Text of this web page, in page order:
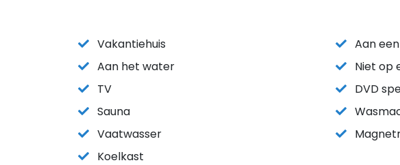
Vakantiehuis
Aan
Aan het water
Niet op
TV
DVD
Sauna
Vaatwasser
Koelkast